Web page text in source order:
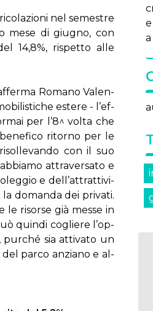
nel se­me­stre
me­se di giu­gno, con
14,8%, ri­spet­to al­le
Ro­ma­no Va­len­
este­re - l’ef­
per l’8^ vol­ta che
ri­tor­no per le
con il suo
at­tra­ver­sa­to e
e del­l’at­trat­ti­vi­
do­man­da dei pri­va­ti.
ri­sor­se già mes­se in
quin­di co­glie­re l’op­
pur­ché sia at­ti­va­to un
par­co an­zia­no e al­